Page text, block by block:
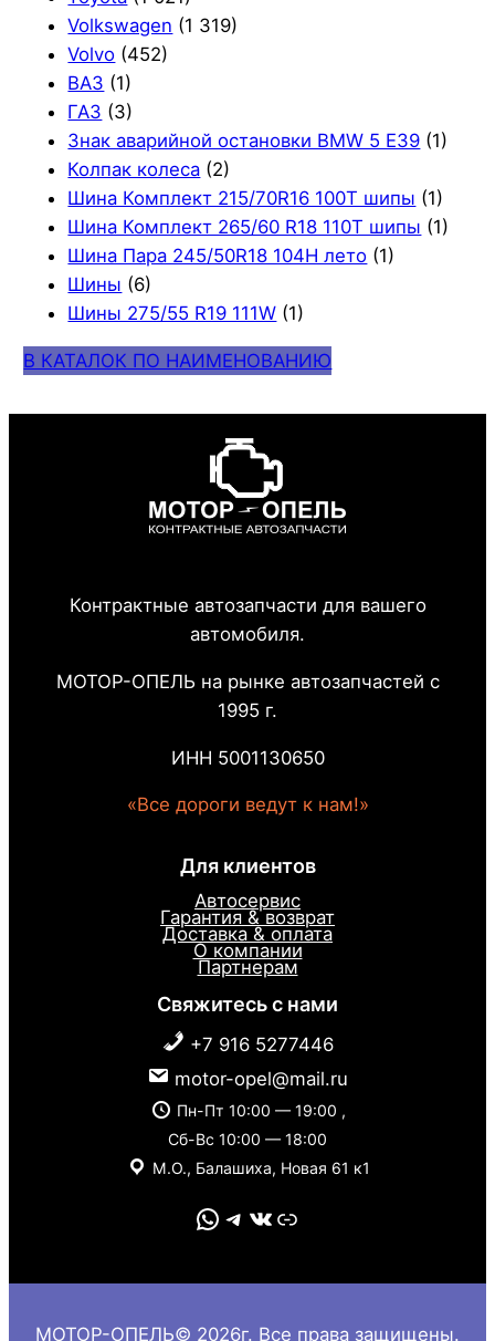
Volkswagen (1 319)
Volvo (452)
ВАЗ (1)
ГАЗ (3)
Знак аварийной остановки BMW 5 E39 (1)
Колпак колеса (2)
Шина Комплект 215/70R16 100T шипы (1)
Шина Комплект 265/60 R18 110T шипы (1)
Шина Пара 245/50R18 104H лето (1)
Шины (6)
Шины 275/55 R19 111W (1)
В КАТАЛОК ПО НАИМЕНОВАНИЮ
Контрактные автозапчасти для вашего
автомобиля.
МОТОР-ОПЕЛЬ на рынке автозапчастей с
1995 г.
ИНН 5001130650
«Все дороги ведут к нам!»
Для клиентов
Автосервис
Гарантия & возврат
Доставка & оплата
О компании
Партнерам
Свяжитесь с нами
+7 916 5277446
motor-opel@mail.ru
Пн-Пт 10:00 — 19:00 ,
Сб-Вс 10:00 — 18:00
М.О., Балашиха, Новая 61 к1
WhatsApp Telegram VK Link
МОТОР-ОПЕЛЬ© 2026г. Все права защищены.